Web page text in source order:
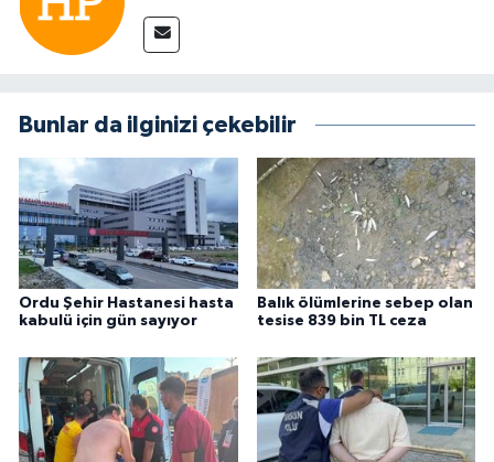
Bunlar da ilginizi çekebilir
Ordu Şehir Hastanesi hasta
kabulü için gün sayıyor
Balık ölümlerine sebep olan
tesise 839 bin TL ceza